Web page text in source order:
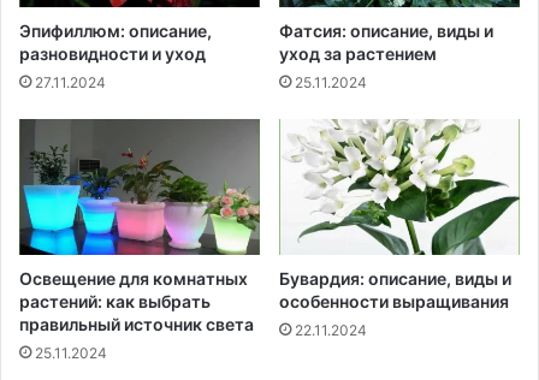
Эпифиллюм: описание,
разновидности и уход
27.11.2024
Фатсия: описание, виды и
уход за растением
25.11.2024
Освещение для комнатных
растений: как выбрать
правильный источник света
25.11.2024
Бувардия: описание, виды и
особенности выращивания
22.11.2024